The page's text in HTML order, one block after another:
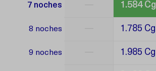
7 noches 1.584 Cg
8 noches 1.785 Cg
9 noches 1.985 Cg